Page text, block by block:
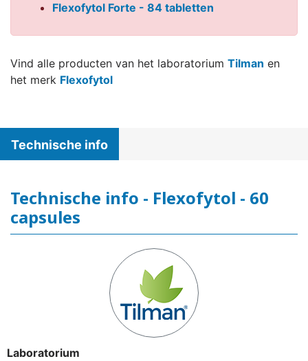
Flexofytol Forte - 84 tabletten
Vind alle producten van het laboratorium Tilman en
het merk Flexofytol
Technische info
Technische info - Flexofytol - 60
capsules
Laboratorium